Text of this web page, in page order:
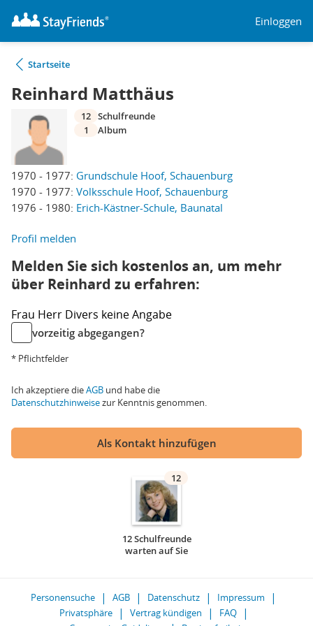
Einloggen
Startseite
Reinhard Matthäus
1970 - 1977: Grundschule Hoof, Schauenburg
1970 - 1977: Volksschule Hoof, Schauenburg
1976 - 1980: Erich-Kästner-Schule, Baunatal
12 Schulfreunde
1
Album
Profil melden
Melden Sie sich kostenlos an, um mehr
über Reinhard zu erfahren:
Frau Herr Divers keine Angabe
vorzeitig abgegangen?
* Pflichtfelder
Ich akzeptiere dieAGB und habe die
Datenschutzhinweisezur Kenntnis genommen.
Als Kontakt hinzufügen
12
12 Schulfreunde
warten auf Sie
Personensuche AGB Datenschutz
Impressum
Privatsphäre
Vertrag kündigen
FAQ